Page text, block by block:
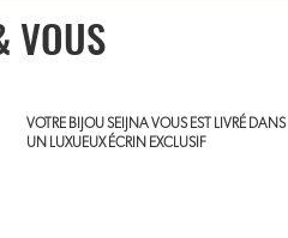
VOUS
VOTRE BIJOU SEIJNA VOUS EST LIVRÉ DANS
UN LUXUEUX ÉCRIN EXCLUSIF